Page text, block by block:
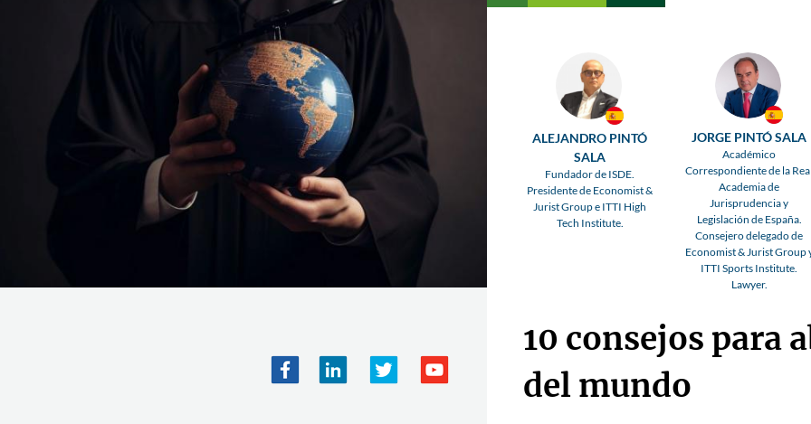
ALEJANDRO PINTÓ
SALA
Fundador de ISDE.
Presidente de Economist &
Jurist Group e ITTI High
Tech Institute.
JORGE PINTÓ SALA
Académico
Correspondiente de la Real
Academia de
Jurisprudencia y
Legislación de España.
Consejero delegado de
Economist & Jurist Group
ITTI Sports Institute.
Lawyer.
10 consejos para
del mundo